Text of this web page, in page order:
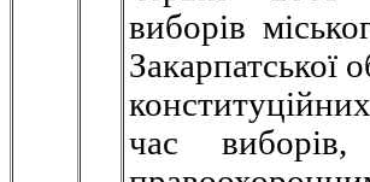
виборів
Закарпатської
час